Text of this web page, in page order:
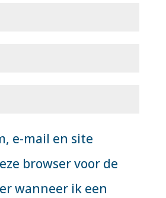
e-mail en site
browser voor de
wanneer ik een